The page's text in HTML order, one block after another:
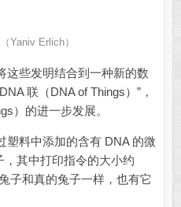
Yaniv Erlich）
些发明结合到一种新的数
联（DNA of Things）”，
）的进一步发展。
料中添加的含有 DNA 的微
其中打印指令的大小约
子和真的兔子一样，也有它